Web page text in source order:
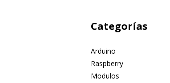
Categorías
Arduino
Raspberry
Modulos